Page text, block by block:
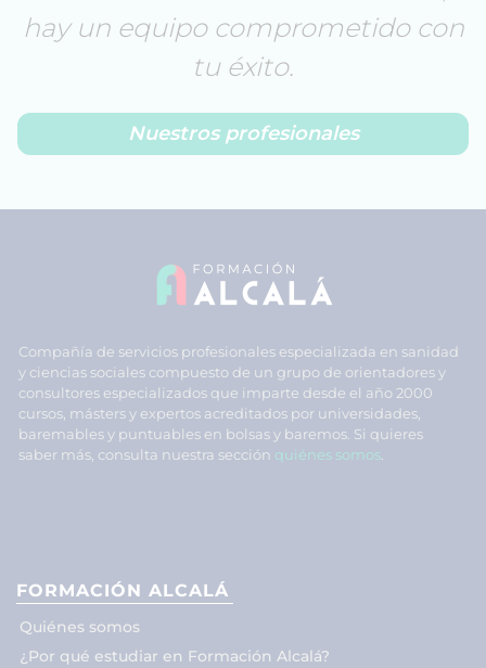
hay un equipo comprometido con
tu éxito.
Nuestros profesionales
Compañía de servicios profesionales especializada en sanidad
y ciencias sociales compuesto de un grupo de orientadores y
consultores especializados que imparte desde el año 2000
cursos, másters y expertos acreditados por universidades,
baremables y puntuables en bolsas y baremos. Si quieres
saber más, consulta nuestra sección quiénes somos
FORMACIÓN ALCALÁ
Quiénes somos
¿Por qué estudiar en Formación Alcalá?